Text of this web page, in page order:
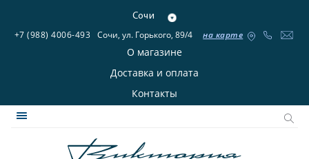
Сочи
+7 (988) 4006-493 Сочи, ул. Горького, 89/4 на карте
О магазине
Доставка и оплата
Контакты